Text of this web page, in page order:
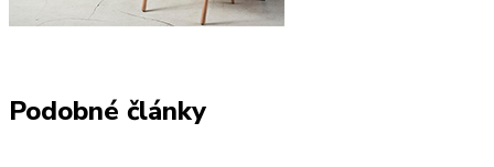
Podobné články